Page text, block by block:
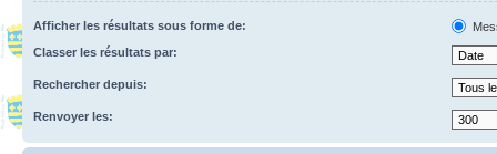
Afficher les résultats sous forme de:
Classer les résultats par:
Rechercher depuis:
Renvoyer les: